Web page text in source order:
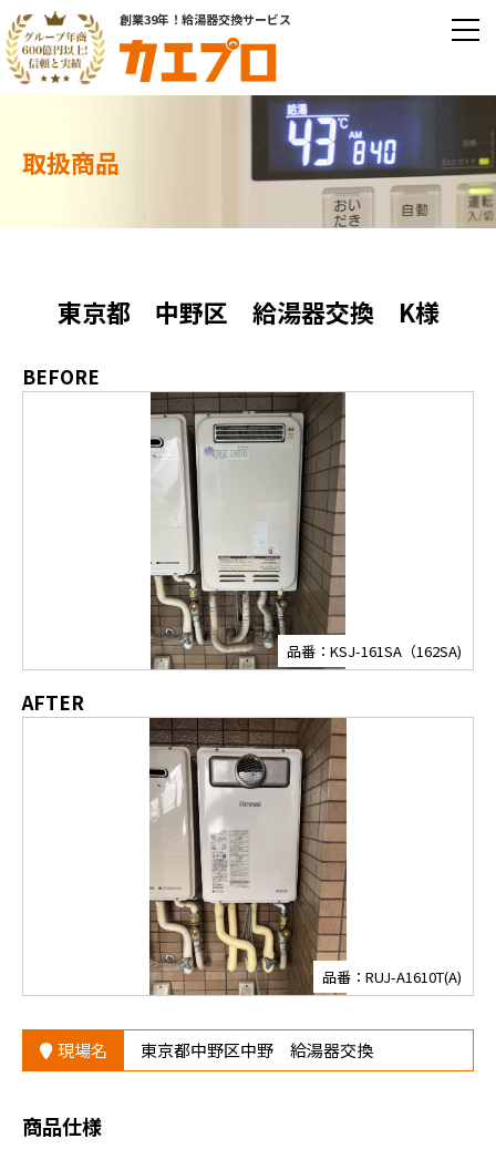
創業39年！給湯器交換サービス
取扱商品
東京都 中野区 給湯器交換 K様
BEFORE
品番：KSJ-161SA（162SA)
AFTER
品番：RUJ-A1610T(A)
現場名 東京都中野区中野 給湯器交換
商品仕様